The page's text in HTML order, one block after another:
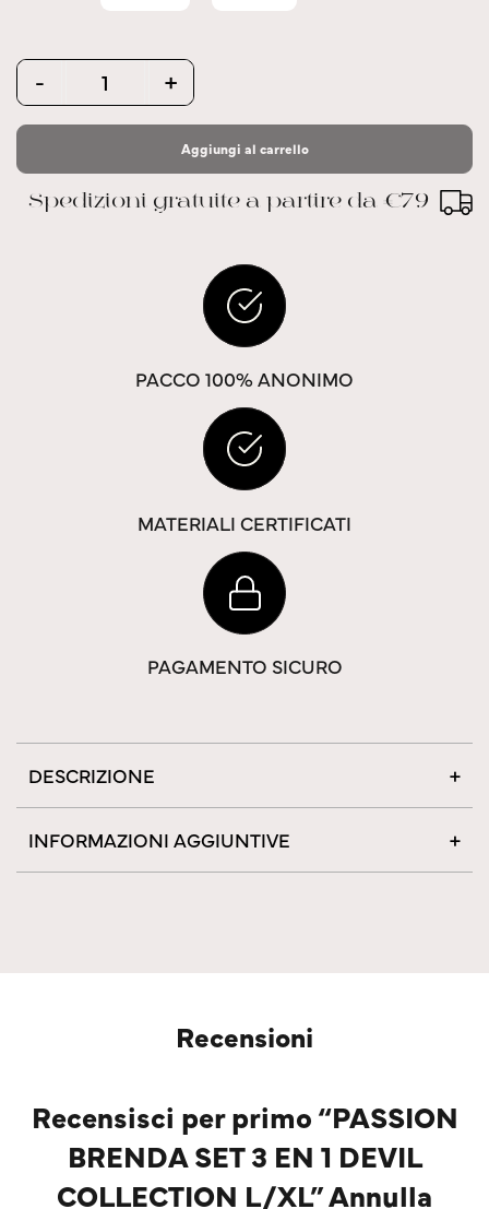
Quantity
- +
Aggiungi al carrello
Spedizioni gratuite a partire da €79
PACCO 100% ANONIMO
MATERIALI CERTIFICATI
PAGAMENTO SICURO
DESCRIZIONE
INFORMAZIONI AGGIUNTIVE
Recensioni
Recensisci per primo “PASSION
BRENDA SET 3 EN 1 DEVIL
COLLECTION L/XL” Annulla